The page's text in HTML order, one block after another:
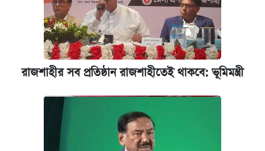
রাজশাহীর সব প্রতিষ্ঠান রাজশাহীতেই থাকবে: ভূমিমন্ত্রী